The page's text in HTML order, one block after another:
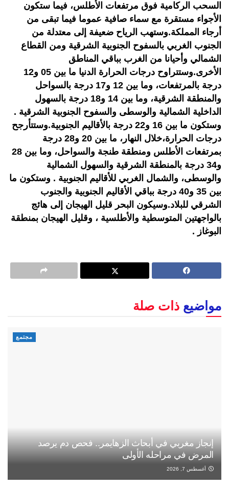
السحب الركامية فوق مرتفعات الأطلس، فيما ستكون
الأجواء مستقرة مع سماء صافية عموما فيما تبقى من
أرجاء المملكة.وستهب الرياح ضعيفة إلى معتدلة من
الجنوب الغربي بالسفوح الجنوبية الشرقية ومن القطاع
الشمالي وأحيانا من الغرب بباقي المناطق
الأخرى.وستتراوح درجات الحرارة الدنيا ما بين 05 و12
درجة بالمرتفعات، وما بين 12 و17 درجة بالسواحل
والمنطقة الشرقية، وما بين 14 و18 درجة بالسهول
الداخلية الشمالية والوسطى والسفوح الجنوبية الشرقية .
وستكون ما بين 16 و22 درجة بالأقاليم الجنوبية.وستتأرجح
درجات الحرارة،خلال النهار، ما بين 20 و28 درجة
بمرتفعات الأطلس ومنطقة طنجة والسواحل، وما بين 28
و34 درجة بالمنطقة الشرقية والسهول الشمالية
والوسطى، والشمال الغربي للأقاليم الجنوبية . وستكون ما
بين 35 و40 درجة بباقي الأقاليم الجنوبية والجنوب
الشرقي للبلاد.وسيكون البحر قليل الهيجان إلى هائج
بالواجهتين المتوسطية والأطلسية ، وقليل الهيجان بمنطقة
البوغاز .
مواضيع ذات صلة
مجتمع
إنجاز مغربي في أبحاث الزهايمر.. فحص دم يرصد
المرض في مراحله الأولى
أغسطس 7, 2026